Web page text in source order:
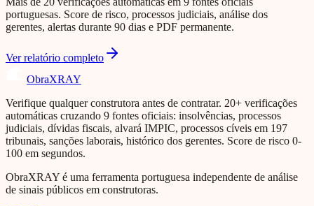
portuguesas. Score de risco, processos judiciais, análise dos
gerentes, alertas durante 90 dias e PDF permanente.
Ver relatório completo
ObraXRAY
Verifique qualquer construtora antes de contratar. 20+ verificações
automáticas cruzando 9 fontes oficiais: insolvências, processos
judiciais, dívidas fiscais, alvará IMPIC, processos cíveis em 197
tribunais, sanções laborais, histórico dos gerentes. Score de risco 0-
100 em segundos.
ObraXRAY é uma ferramenta portuguesa independente de análise
de sinais públicos em construtoras.